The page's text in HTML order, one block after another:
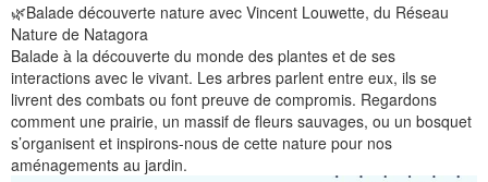
🌿Balade découverte nature avec Vincent Louwette, du Réseau
Nature de Natagora
Balade à la découverte du monde des plantes et de ses
interactions avec le vivant. Les arbres parlent entre eux, ils se
livrent des combats ou font preuve de compromis. Regardons
comment une prairie, un massif de fleurs sauvages, ou un bosquet
s’organisent et inspirons-nous de cette nature pour nos
aménagements au jardin.